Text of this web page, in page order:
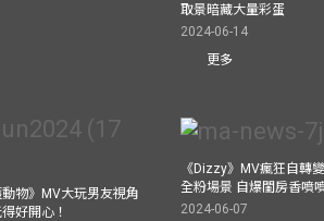
取景暗藏大量彩蛋
2024-06-14
更多
物》MV大玩男友視角
好開心！
《Dizzy》MV瘋狂自轉
全粉場景 自爆閨房香噴
2024-06-07